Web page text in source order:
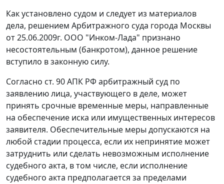
Как установлено судом и следует из материалов
дела, решением Арбитражного суда города Москвы
от 25.06.2009г. ООО "Инком-Лада" признано
несостоятельным (банкротом), данное решение
вступило в законную силу.
Согласно ст. 90АПК РФ арбитражный суд по
заявлению лица, участвующего в деле, может
принять срочные временные меры, направленные
на обеспечение иска или имущественных интересов
заявителя. Обеспечительные меры допускаются на
любой стадии процесса, если их непринятие может
затруднить или сделать невозможным исполнение
судебного акта, в том числе, если исполнение
судебного акта предполагается за пределами